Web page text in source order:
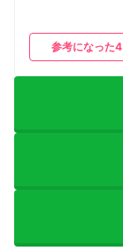
参考になった4